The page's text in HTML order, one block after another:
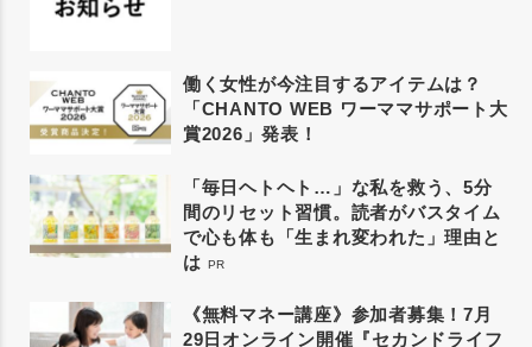
働く女性が今注目するアイテムは？
「CHANTO WEB ワーママサポート大
賞2026」発表！
「毎日ヘトヘト…」な私を救う、5分
間のリセット習慣。読者がバスタイム
で心も体も「生まれ変われた」理由と
は PR
《無料マネー講座》参加者募集！7月
29日オンライン開催『セカンドライフ